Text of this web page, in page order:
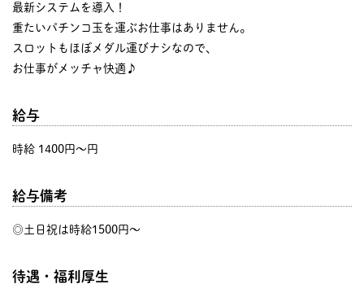
最新システムを導入！
重たいパチンコ玉を運ぶお仕事はありません。
スロットもほぼメダル運びナシなので、
お仕事がメッチャ快適♪
給与
時給 1400円〜円
給与備考
◎土日祝は時給1500円～
待遇・福利厚生